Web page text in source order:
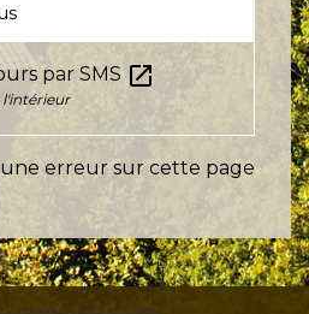
par SMS open_in_new
l'intérieur
erreur sur cette page